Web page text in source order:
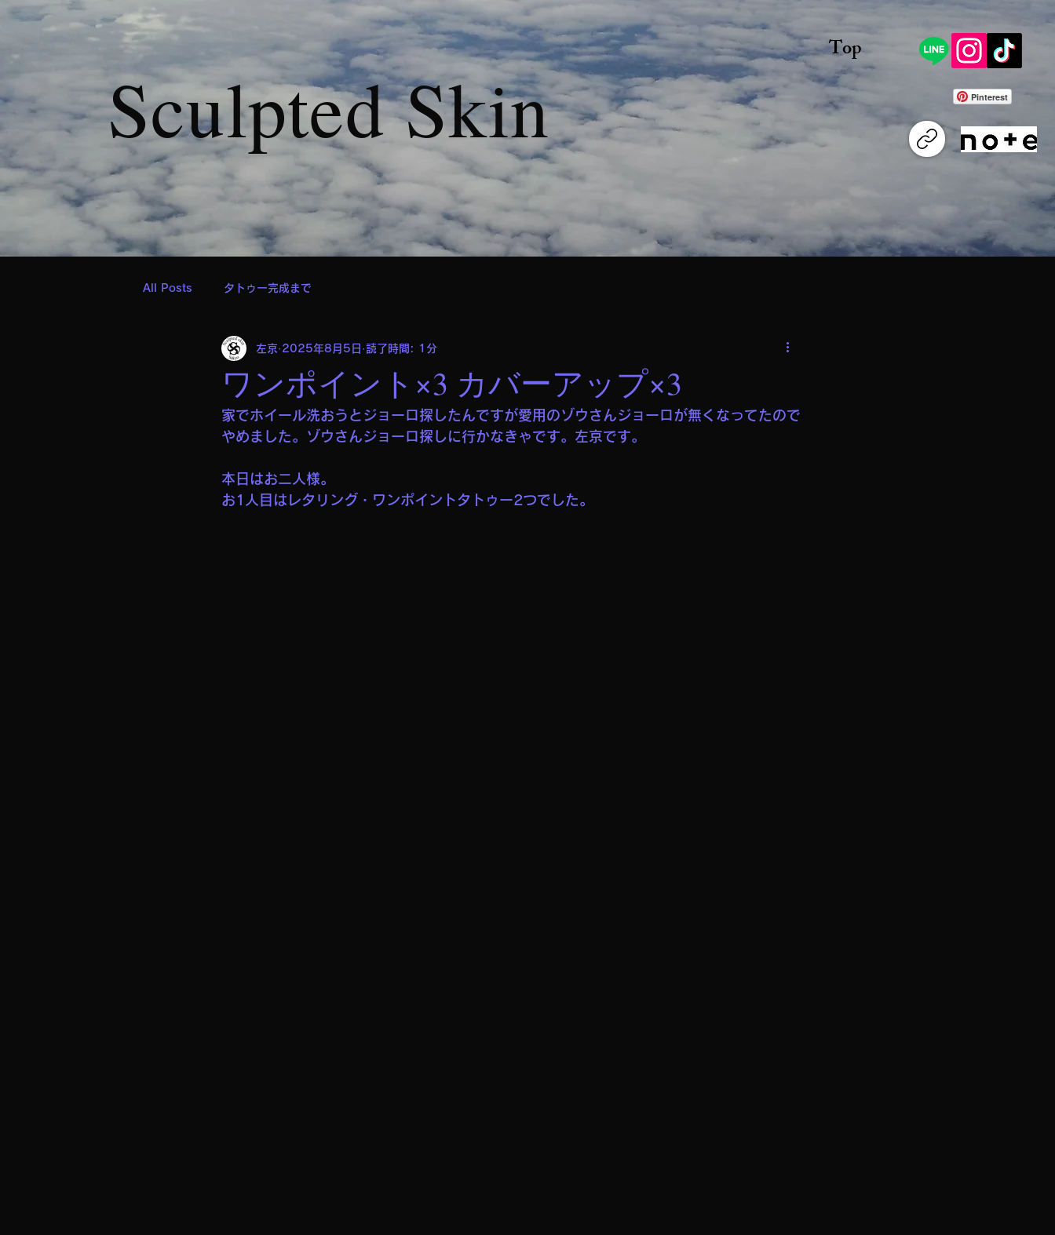
Sculpted Skin
Top
Pinterest
All Posts タトゥー完成まで
ワンポイント×3 カバーアップ×3
左京 2025年8月5日 読了時間: 1分
家でホイール洗おうとジョーロ探したんですが愛用のゾウさんジョーロが無くなってたので
やめました。ゾウさんジョーロ探しに行かなきゃです。左京です。
本日はお二人様。
お1人目はレタリング・ワンポイントタトゥー2つでした。